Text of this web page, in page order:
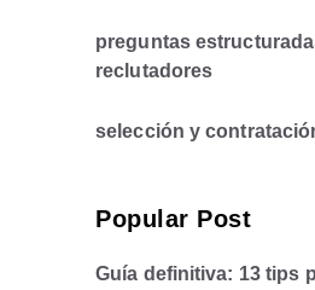
preguntas
reclutadores
selección y
Popular Post
Guía definitiva: 13 tips